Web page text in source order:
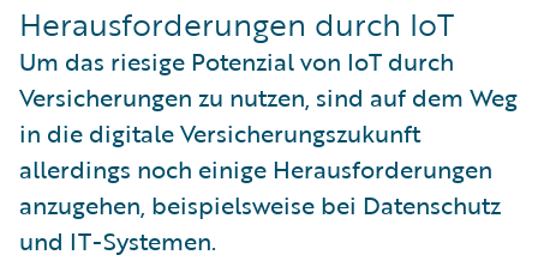
Herausforderungen durch IoT
Um das riesige Potenzial von IoT durch
Versicherungen zu nutzen, sind auf dem Weg
in die digitale Versicherungszukunft
allerdings noch einige Herausforderungen
anzugehen, beispielsweise bei Datenschutz
und IT-Systemen.